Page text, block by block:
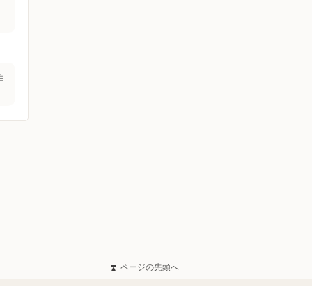
ページの先頭へ